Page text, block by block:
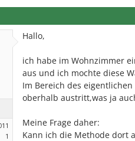
1
Hallo,
ich habe im Wohnzimmer
aus und ich mochte diese
Im Bereich des
oberhalb austritt,was ja
Meine Frage daher:
Kann ich die Methode dort